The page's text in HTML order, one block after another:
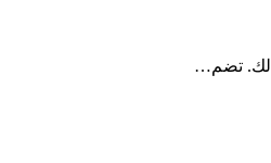
لك. تضم…